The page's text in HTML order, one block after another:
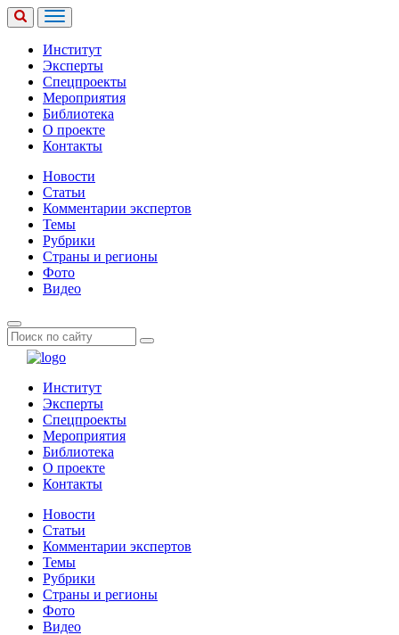
Институт
Эксперты
Спецпроекты
Мероприятия
Библиотека
О проекте
Контакты
Новости
Статьи
Комментарии экспертов
Темы
Рубрики
Страны и регионы
Фото
Видео
Институт
Эксперты
Спецпроекты
Мероприятия
Библиотека
О проекте
Контакты
Новости
Статьи
Комментарии экспертов
Темы
Рубрики
Страны и регионы
Фото
Видео